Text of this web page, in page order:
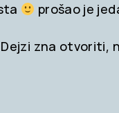
prošao je
zna otvoriti,